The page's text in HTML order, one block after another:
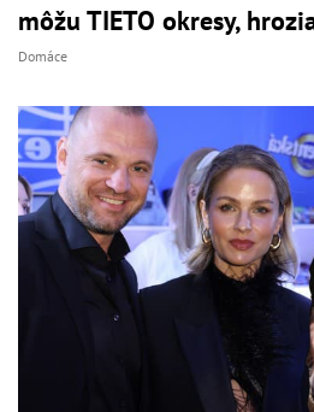
môžu TIETO okresy,
Domáce